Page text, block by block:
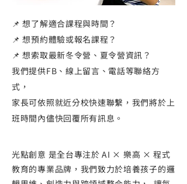
📌 想了解適合課程與時間？
📌 想預約體驗或報名課程？
📌 想索取最新冬令營、夏令營資訊？
​我們提供FB、線上留言、電話等聯絡方
式，
家長可依照就近分校快速聯繫，我們將於上
班時間內儘快回覆所有訊息。
光點創意 是全台專注於 AI × 樂高 × 程式
教育的專業品牌，我們致力於培養孩子的邏